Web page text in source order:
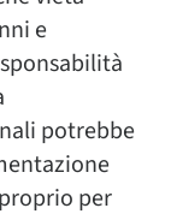
e
potrebbe
per